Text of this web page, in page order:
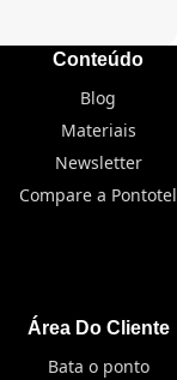
Conteúdo
Blog
Materiais
Newsletter
Compare a Pontotel
Área Do Cliente
Bata o ponto